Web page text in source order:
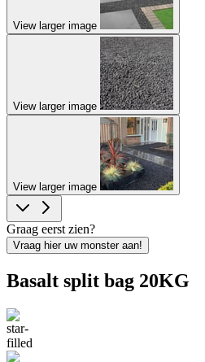
View larger image
View larger image
View larger image
Graag eerst zien?
Vraag hier uw monster aan!
Basalt split bag 20KG